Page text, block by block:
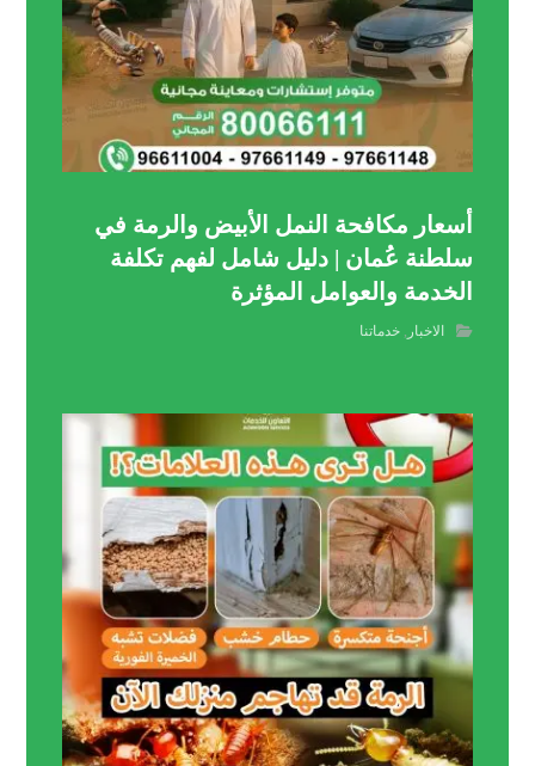
أسعار مكافحة النمل الأبيض والرمة في
سلطنة عُمان | دليل شامل لفهم تكلفة
الخدمة والعوامل المؤثرة
الاخبار ,خدماتنا